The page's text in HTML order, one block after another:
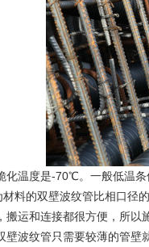
温度是-70℃。一般低温
料的双壁波纹管比相口径
运和连接都很方便，所以
波纹管只需要较薄的管壁